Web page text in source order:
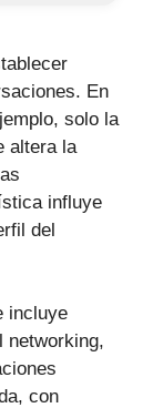
En
solo la
altera la
influye
del
incluye
networking,
con